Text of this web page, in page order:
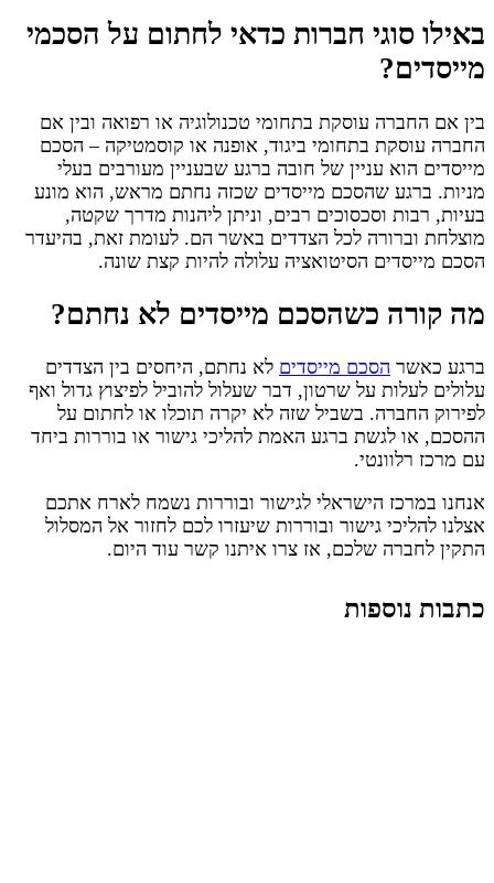
באילו סוגי חברות כדאי לחתום על הסכמי
מייסדים?
בין אם החברה עוסקת בתחומי טכנולוגיה או רפואה ובין אם
החברה עוסקת בתחומי ביגוד, אופנה או קוסמטיקה – הסכם
מייסדים הוא עניין של חובה ברגע שבעניין מעורבים בעלי
מניות. ברגע שהסכם מייסדים שכזה נחתם מראש, הוא מונע
בעיות, רבות וסכסוכים רבים, וניתן ליהנות מדרך שקטה,
מוצלחת וברורה לכל הצדדים באשר הם. לעומת זאת, בהיעדר
הסכם מייסדים הסיטואציה עלולה להיות קצת שונה.
מה קורה כשהסכם מייסדים לא נחתם?
ברגע כאשר הסכם מייסדים לא נחתם, היחסים בין הצדדים
עלולים לעלות על שרטון, דבר שעלול להוביל לפיצוץ גדול ואף
לפירוק החברה. בשביל שזה לא יקרה תוכלו או לחתום על
ההסכם, או לגשת ברגע האמת להליכי גישור או בוררות ביחד
עם מרכז רלוונטי.
אנחנו במרכז הישראלי לגישור ובוררות נשמח לארח אתכם
אצלנו להליכי גישור ובוררות שיעזרו לכם לחזור אל המסלול
התקין לחברה שלכם, אז צרו איתנו קשר עוד היום.
כתבות נוספות